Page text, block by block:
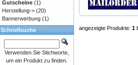
angezeigte Produkte: 1
Gutscheine (1)
Herstellung-> (20)
Bannerwerbung (1)
Schnellsuche
Verwenden Sie Stichworte,
um ein Produkt zu finden.